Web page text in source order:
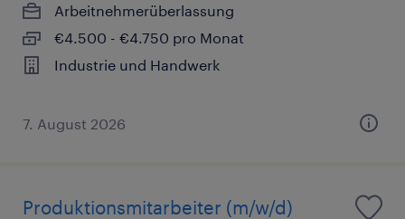
Arbeitnehmerüberlassung
€4.500 - €4.750 pro Monat
Industrie und Handwerk
7. August 2026
Produktionsmitarbeiter (m/w/d)